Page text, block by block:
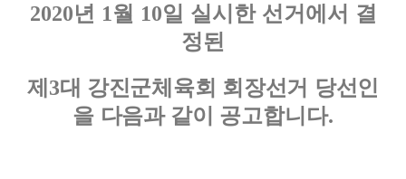
2020년 1월 10일 실시한 선거에서 결
정된
제 3대 강진군체육회 회장선거 당선인
을 다음과 같이 공고합니다.